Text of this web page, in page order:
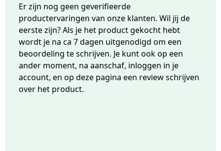
Er zijn nog geen geverifieerde
productervaringen van onze klanten. Wil jij de
eerste zijn? Als je het product gekocht hebt
wordt je na ca 7 dagen uitgenodigd om een
beoordeling te schrijven. Je kunt ook op een
ander moment, na aanschaf, inloggen in je
account, en op deze pagina een review schrijven
over het product.